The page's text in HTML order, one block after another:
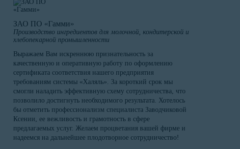
ЗАО ПО «Гамми»
Производство ингредиентов для молочной, кондитерской и
хлебопекарной промышленности
Выражаем Вам искреннюю признательность за
качественную и оперативную работу по оформлению
сертификата соответствия нашего предприятия
требованиям системы «Халяль». За короткий срок мы
смогли наладить эффективную схему сотрудничества, что
позволило достигнуть необходимого результата. Хотелось
бы отметить профессионализм специалиста Заводчиковой
Ксении, ее вежливость и грамотность в сфере
предлагаемых услуг. Желаем процветания вашей фирме и
надеемся на дальнейшее плодотворное сотрудничество!